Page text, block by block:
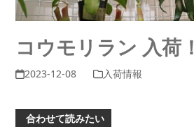
コウモリラン 入荷！
2023-12-08 入荷情報
合わせて読みたい